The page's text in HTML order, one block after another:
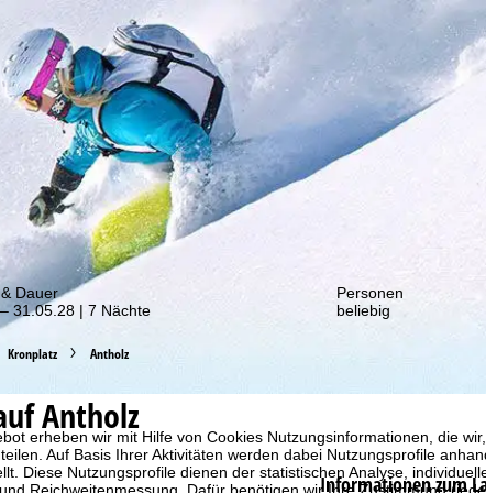
erheben wir mit Hilfe von Cookies Nutzungsinformationen, die
Auf Basis Ihrer Aktivitäten werden dabei Nutzungsprofile
Diese Nutzungsprofile dienen der statistischen Analyse,
unseren Rabatt-Aktionen!
Dauer
31.05.28 | 7 Nächte
Personen
beliebig
Kronplatz Antholz
Antholz
Informationen zum